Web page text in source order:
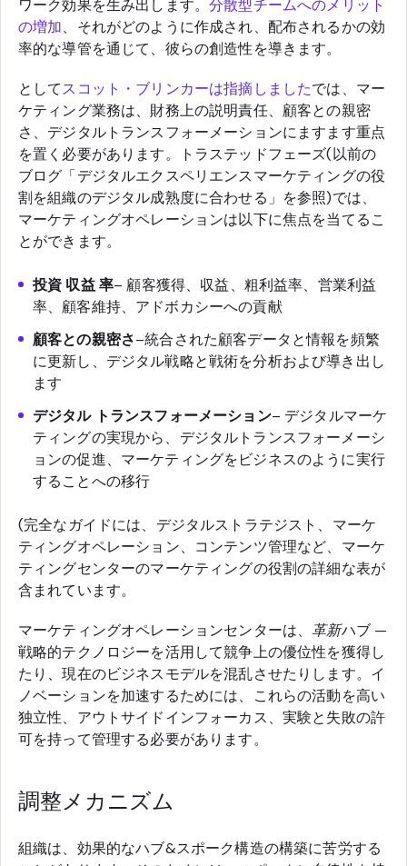
ワーク効果を生み出します。分散型チームへのメリット
の増加、それがどのように作成され、配布されるかの効
率的な導管を通じて、彼らの創造性を導きます。
としてスコット・ブリンカーは指摘しましたでは、マー
ケティング業務は、財務上の説明責任、顧客との親密
さ、デジタルトランスフォーメーションにますます重点
を置く必要があります。トラステッドフェーズ(以前の
ブログ「デジタルエクスペリエンスマーケティングの役
割を組織のデジタル成熟度に合わせる」を参照)では、
マーケティングオペレーションは以下に焦点を当てるこ
とができます。
投資 収益 率– 顧客獲得、収益、粗利益率、営業利益
率、顧客維持、アドボカシーへの貢献
顧客との親密さ–統合された顧客データと情報を頻繁
に更新し、デジタル戦略と戦術を分析および導き出し
ます
デジタル トランスフォーメーション– デジタルマーケ
ティングの実現から、デジタルトランスフォーメーシ
ョンの促進、マーケティングをビジネスのように実行
することへの移行
(完全なガイドには、デジタルストラテジスト、マーケ
ティングオペレーション、コンテンツ管理など、マーケ
ティングセンターのマーケティングの役割の詳細な表が
含まれています。
マーケティングオペレーションセンターは、革新ハブ —
戦略的テクノロジーを活用して競争上の優位性を獲得し
たり、現在のビジネスモデルを混乱させたりします。イ
ノベーションを加速するためには、これらの活動を高い
独立性、アウトサイドインフォーカス、実験と失敗の許
可を持って管理する必要があります。
調整メカニズム
組織は、効果的なハブ&スポーク構造の構築に苦労する